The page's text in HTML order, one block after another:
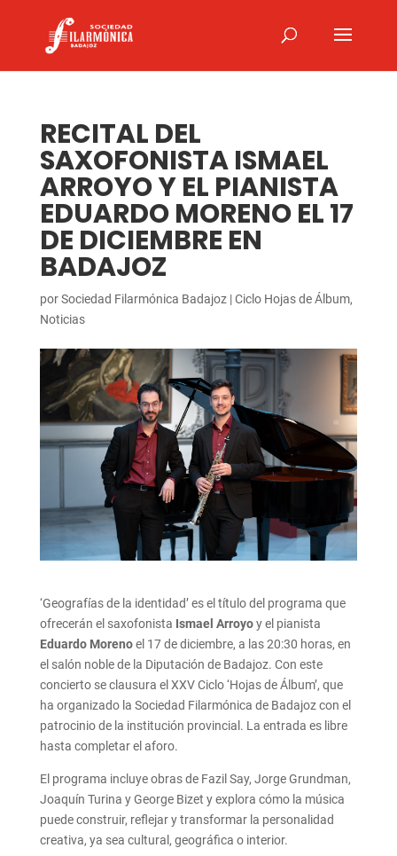
RECITAL DEL
SAXOFONISTA ISMAEL
ARROYO Y EL PIANISTA
EDUARDO MORENO EL 17
DE DICIEMBRE EN
BADAJOZ
porSociedad Filarmónica Badajoz|Ciclo Hojas de Álbum,
Noticias
‘Geografías de la identidad’ es el título del programa que
ofrecerán el saxofonista Ismael Arroyoy el pianista
Eduardo Morenoel 17 de diciembre, a las 20:30 horas, en
el salón noble de la Diputación de Badajoz. Con este
concierto se clausura el XXV Ciclo ‘Hojas de Álbum’, que
ha organizado la Sociedad Filarmónica de Badajoz con el
patrocinio de la institución provincial. La entrada es libre
hasta completar el aforo.
El programa incluye obras de Fazil Say, Jorge Grundman,
Joaquín Turina y George Bizet y explora cómo la música
puede construir, reflejar y transformar la personalidad
creativa, ya sea cultural, geográfica o interior.